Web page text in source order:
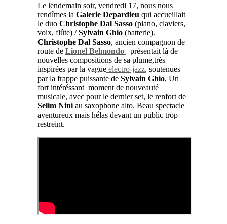
Le lendemain soir, vendredi 17, nous nous
rendîmes la Galerie Depardieu qui accueillait
le duo Christophe Dal Sasso (piano, claviers,
voix, flûte) /Sylvain Ghio (batterie).
Christophe Dal Sasso, ancien compagnon de
route de Lionel Belmondo
présentait là de
nouvelles compositions de sa plume,très
inspirées par la vague electro-jazz, soutenues
par la frappe puissante de Sylvain Ghio, Un
fort intéréssant moment de nouveauté
musicale, avec pour le dernier set, le renfort de
Selim Nini au saxophone alto. Beau spectacle
aventureux mais hélas devant un public trop
restreint.